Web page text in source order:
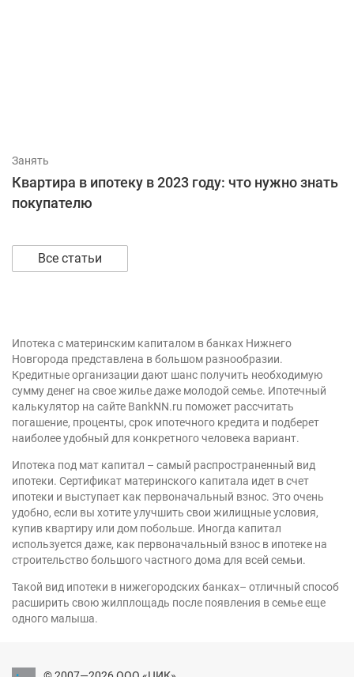
Занять
Квартира в ипотеку в 2023 году: что нужно знать
покупателю
Все статьи
Ипотека с материнским капиталом в банках Нижнего
Новгорода представлена в большом разнообразии.
Кредитные организации дают шанс получить необходимую
сумму денег на свое жилье даже молодой семье. Ипотечный
калькулятор на сайте BankNN.ru поможет рассчитать
погашение, проценты, срок ипотечного кредита и подберет
наиболее удобный для конкретного человека вариант.
Ипотека под мат капитал – самый распространенный вид
ипотеки. Сертификат материнского капитала идет в счет
ипотеки и выступает как первоначальный взнос. Это очень
удобно, если вы хотите улучшить свои жилищные условия,
купив квартиру или дом побольше. Иногда капитал
используется даже, как первоначальный взнос в ипотеке на
строительство большого частного дома для всей семьи.
Такой вид ипотеки в нижегородских банках– отличный способ
расширить свою жилплощадь после появления в семье еще
одного малыша.